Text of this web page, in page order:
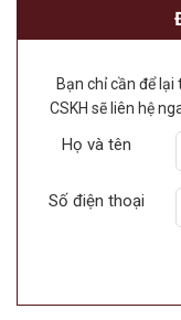
Bạn chỉ cần để
CSKH sẽ liên hệ
Họ và tên
Số điện thoại